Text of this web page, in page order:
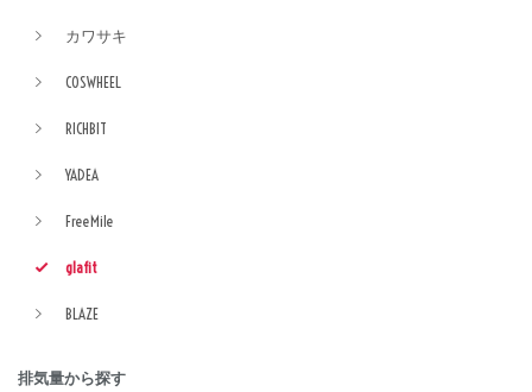
カワサキ
COSWHEEL
RICHBIT
YADEA
FreeMile
glafit
BLAZE
排気量から探す